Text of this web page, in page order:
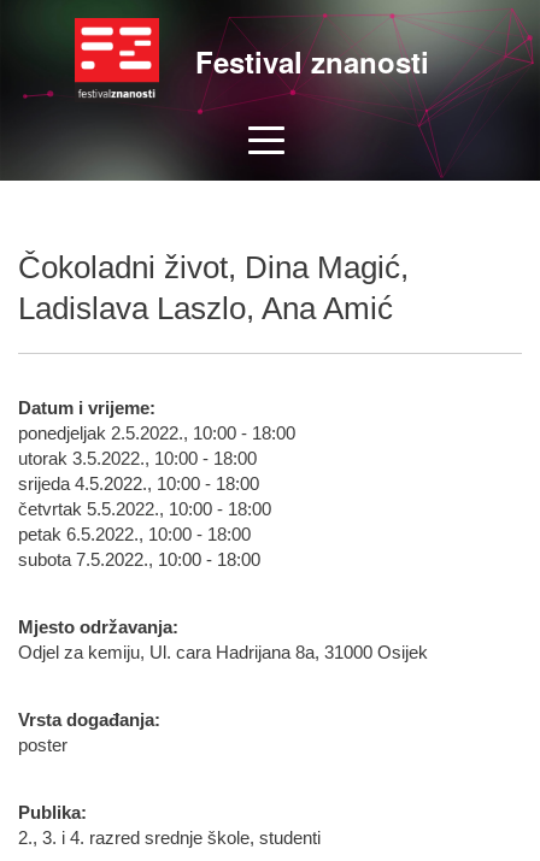
Festival znanosti
Čokoladni život, Dina Magić,
Ladislava Laszlo, Ana Amić
Datum i vrijeme:
ponedjeljak 2.5.2022., 10:00 - 18:00
utorak 3.5.2022., 10:00 - 18:00
srijeda 4.5.2022., 10:00 - 18:00
četvrtak 5.5.2022., 10:00 - 18:00
petak 6.5.2022., 10:00 - 18:00
subota 7.5.2022., 10:00 - 18:00
Mjesto održavanja:
Odjel za kemiju, Ul. cara Hadrijana 8a, 31000 Osijek
Vrsta događanja:
poster
Publika:
2., 3. i 4. razred srednje škole, studenti